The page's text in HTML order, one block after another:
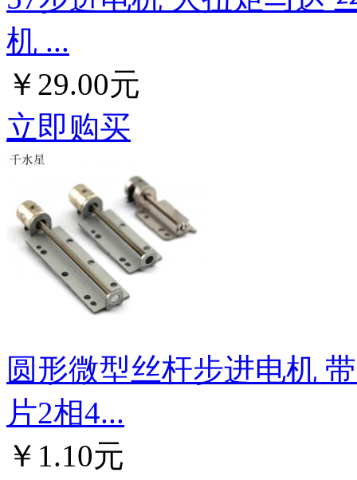
机 ...
￥29.00元
立即购买
圆形微型丝杆步进电机
片2相4...
￥1.10元